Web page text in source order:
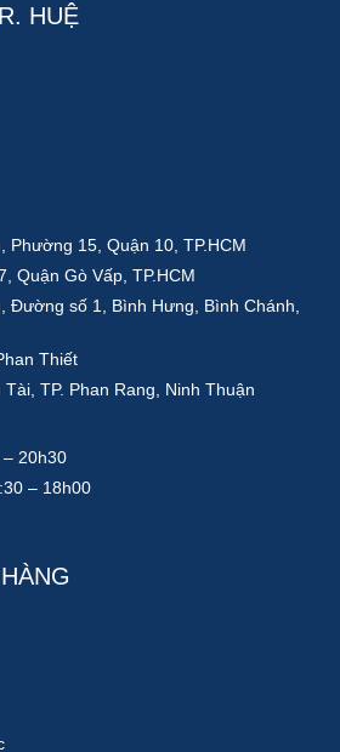
HUỆ
Phường 15, Quận 10, TP.HCM
Quận Gò Vấp, TP.HCM
Đường số 1, Bình Hưng, Bình Chánh,
Thiết
TP. Phan Rang, Ninh Thuận
20h30
– 18h00